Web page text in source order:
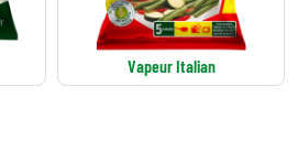
Vapeur Italian